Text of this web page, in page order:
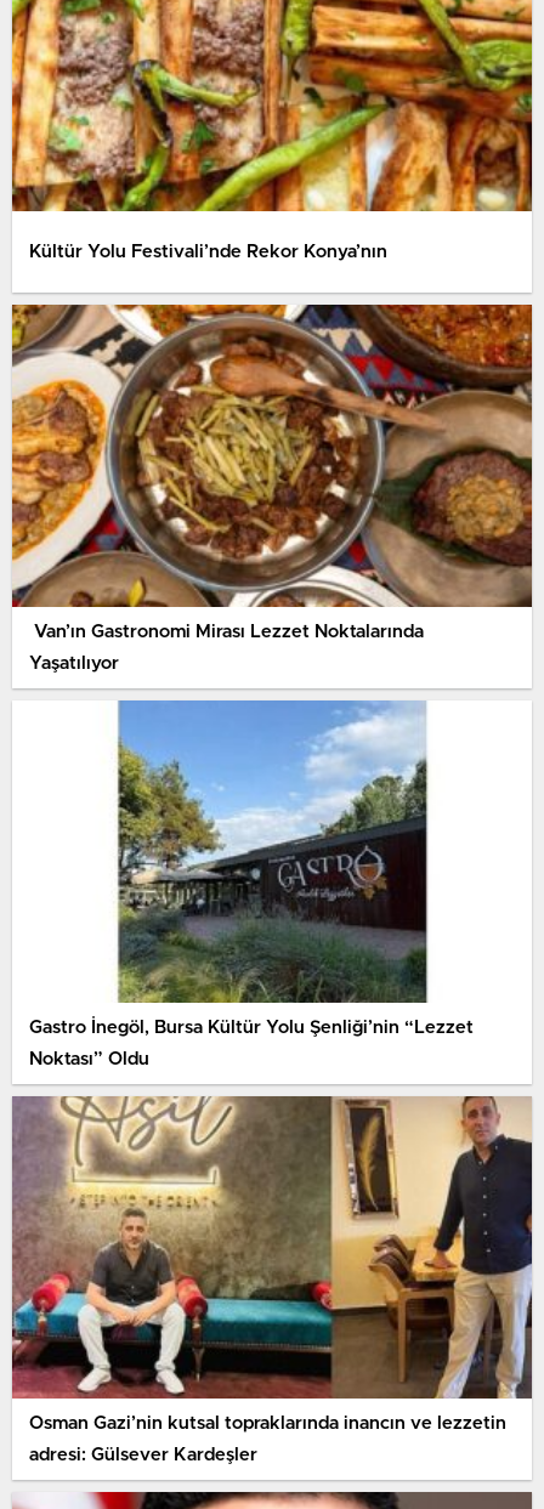
Kültür Yolu Festivali’nde Rekor Konya’nın
Van’ın Gastronomi Mirası Lezzet Noktalarında
Yaşatılıyor
Gastro İnegöl, Bursa Kültür Yolu Şenliği’nin “Lezzet
Noktası” Oldu
Osman Gazi’nin kutsal topraklarında inancın ve lezzetin
adresi: Gülsever Kardeşler